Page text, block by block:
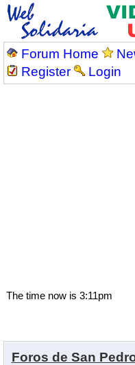
Forum Home
Register
Login
The time now is 3:11pm
Foros de San